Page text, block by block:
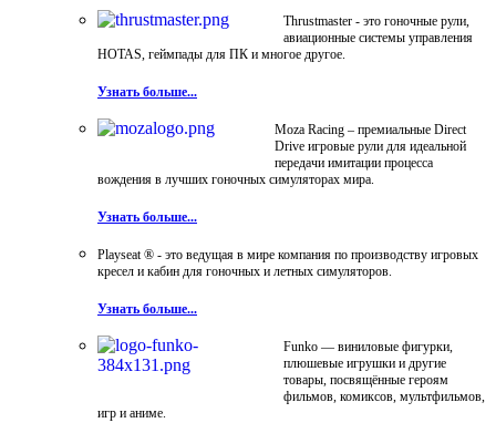
Thrustmaster - это гоночные рули,
авиационные системы управления
HOTAS, геймпады для ПК и многое другое.
Узнать больше...
Moza Racing – премиальные Direct
Drive игровые рули для идеальной
передачи имитации процесса
вождения в лучших гоночных симуляторах мира.
Узнать больше...
Playseat ® - это ведущая в мире компания по производству игровых
кресел и кабин для гоночных и летных симуляторов.
Узнать больше...
Funko — виниловые фигурки,
плюшевые игрушки и другие
товары, посвящённые героям
фильмов, комиксов, мультфильмов,
игр и аниме.